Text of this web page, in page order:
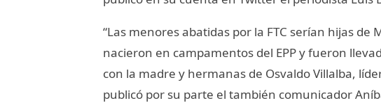
“Las menores abatidas por la FTC serían hijas de
nacieron en campamentos del EPP y fueron
con la madre y hermanas de Osvaldo Villalba,
publicó por su parte el también comunicador